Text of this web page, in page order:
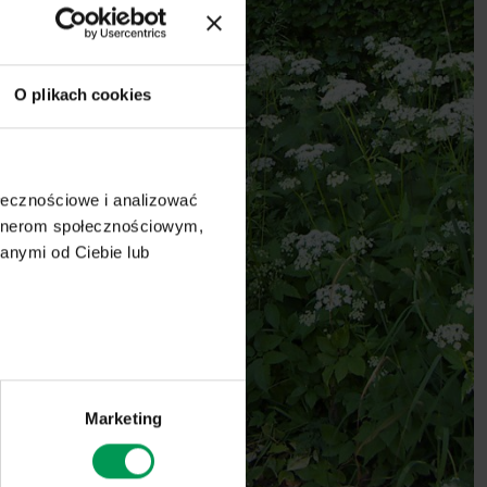
O plikach cookies
i analizować
społecznościowym,
od Ciebie lub
Marketing